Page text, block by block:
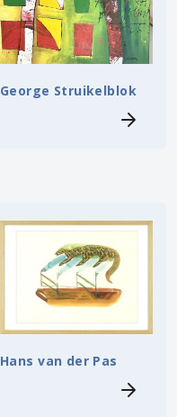
George Struikelblok
Hans van der Pas